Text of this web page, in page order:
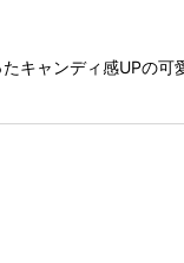
キャンディ感UPの可